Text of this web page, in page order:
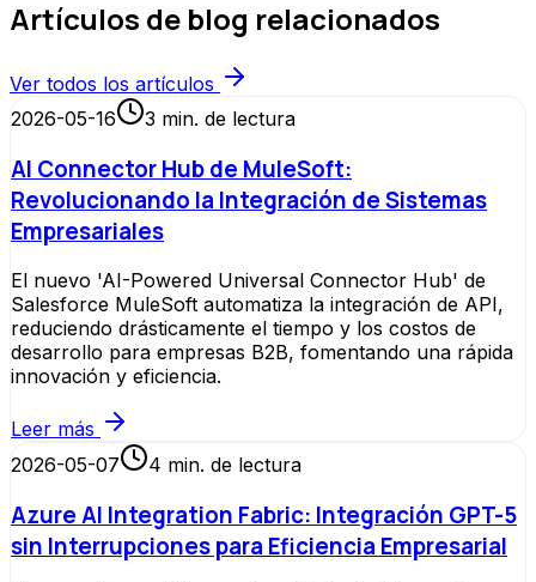
Artículos de blog relacionados
Ver todos los artículos
2026-05-16
3 min. de lectura
AI Connector Hub de MuleSoft:
Revolucionando la Integración de Sistemas
Empresariales
El nuevo 'AI-Powered Universal Connector Hub' de
Salesforce MuleSoft automatiza la integración de API,
reduciendo drásticamente el tiempo y los costos de
desarrollo para empresas B2B, fomentando una rápida
innovación y eficiencia.
Leer más
2026-05-07
4 min. de lectura
Azure AI Integration Fabric: Integración GPT-5
sin Interrupciones para Eficiencia Empresarial